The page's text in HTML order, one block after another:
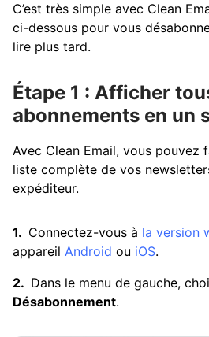
C’est très simple avec Clean
ci-dessous pour vous
lire plus tard.
Étape 1 : Afficher
abonnements en un
Avec Clean Email, vous pouvez
liste complète de vos
expéditeur.
Connectez-vous à la version
appareil Android ou iOS.
Dans le menu de gauche,
Désabonnement.